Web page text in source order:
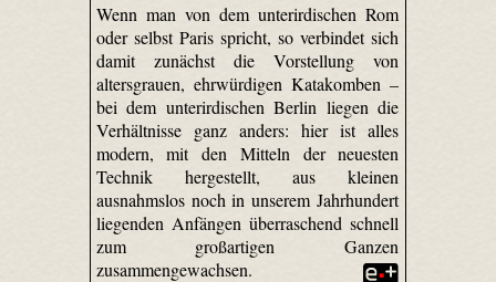
Wenn man von dem unterirdischen Rom
oder selbst Paris spricht, so verbindet sich
damit zunächst die Vorstellung von
altersgrauen, ehrwürdigen Katakomben –
bei dem unterirdischen Berlin liegen die
Verhältnisse ganz anders: hier ist alles
modern, mit den Mitteln der neuesten
Technik hergestellt, aus kleinen
ausnahmslos noch in unserem Jahrhundert
liegenden Anfängen überraschend schnell
zum großartigen Ganzen
zusammengewachsen.